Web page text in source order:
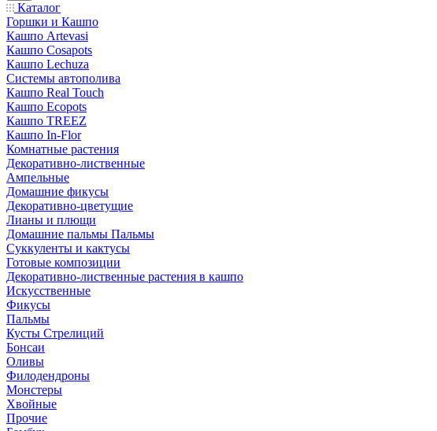
Каталог
Горшки и Кашпо
Кашпо Artevasi
Кашпо Cosapots
Кашпо Lechuza
Системы автополива
Кашпо Real Touch
Кашпо Ecopots
Кашпо TREEZ
Кашпо In-Flor
Комнатные растения
Декоративно-лиственные
Ампельные
Домашние фикусы
Декоративно-цветущие
Лианы и плющи
Домашние пальмы Пальмы
Суккуленты и кактусы
Готовые композиции
Декоративно-лиственные растения в кашпо
Искусственные
Фикусы
Пальмы
Кусты Стрелиций
Бонсаи
Оливы
Филодендроны
Монстеры
Хвойные
Прочие